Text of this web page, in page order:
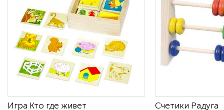
Игра Кто где живет Счетики Радуга